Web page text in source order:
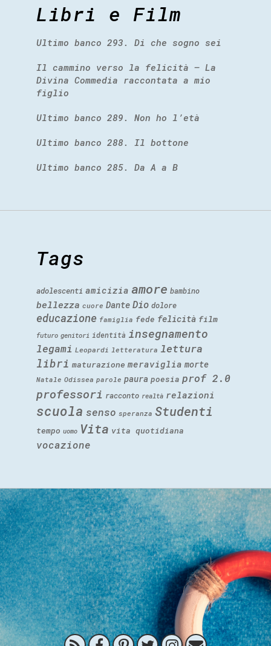
Libri e Film
Ultimo banco 293. Di che sogno sei
Il cammino verso la felicità – La
Divina Commedia raccontata a mio
figlio
Ultimo banco 289. Non ho l’età
Ultimo banco 288. Il bottone
Ultimo banco 285. Da A a B
Tags
adolescenti amicizia amore bambino
bellezza cuore Dante Dio dolore
educazione famiglia fede felicità film
futuro genitori identità insegnamento
legami Leopardi letteratura lettura
libri maturazione meraviglia morte
Natale Odissea parole paura poesia prof 2.0
professori racconto realtà relazioni
scuola senso speranza Studenti
tempo uomo Vita vita quotidiana
vocazione